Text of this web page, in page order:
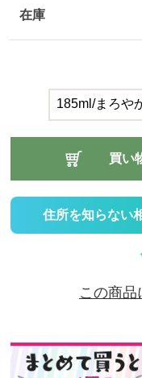
在庫
住所を知らない
この商品